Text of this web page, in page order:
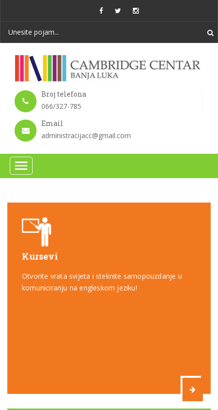
Broj telefona
066/327-785
Email
administracijacc@gmail.com
Kursevi
Otvorite vrata svijeta i steknite samopouzdanje u
komuniciranju na engleskom jeziku!